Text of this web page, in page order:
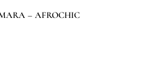
– AFROCHIC